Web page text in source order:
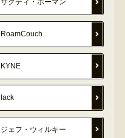
サクティ・ボーマン
RoamCouch
KYNE
lack
ジェフ・ウィルキー